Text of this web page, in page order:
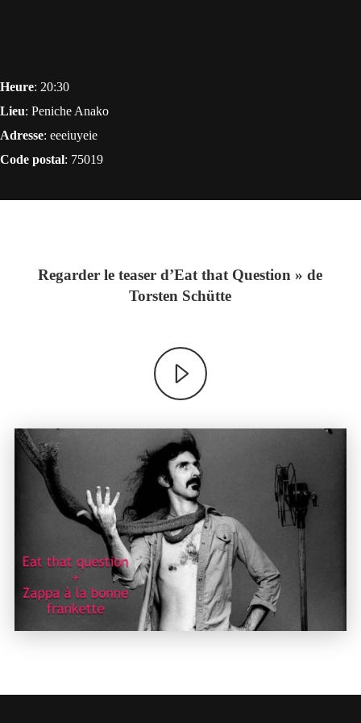
Heure: 20:30
Lieu: Peniche Anako
Adresse: eeeiuyeie
Code postal: 75019
Regarder le teaser d’Eat that Question » de
Torsten Schütte